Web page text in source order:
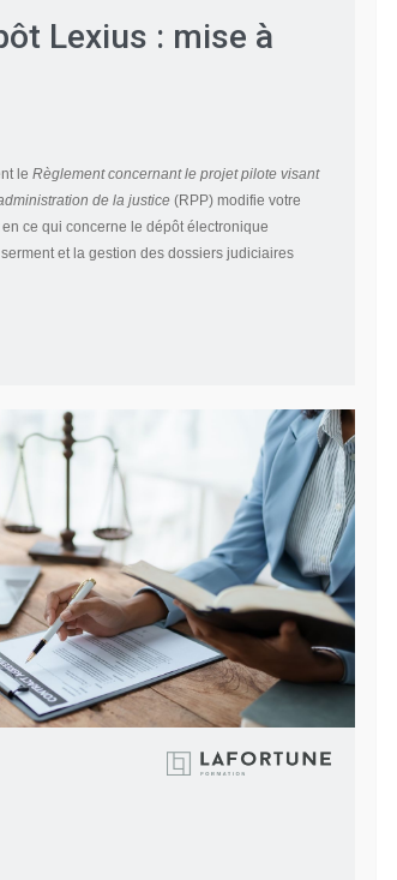
Lexius : mise à
le Règlement concernant le projet pilote visant
de la justice (RPP) modifie votre
ce qui concerne le dépôt électronique
et la gestion des dossiers judiciaires